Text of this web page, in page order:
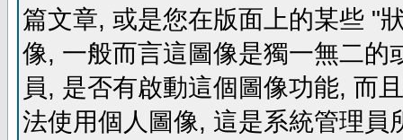
篇文章, 或是您在版面上的某些 "
像, 一般而言這圖像是獨一無二
員, 是否有啟動這個圖像功能, 而
法使用個人圖像, 這是系統管理